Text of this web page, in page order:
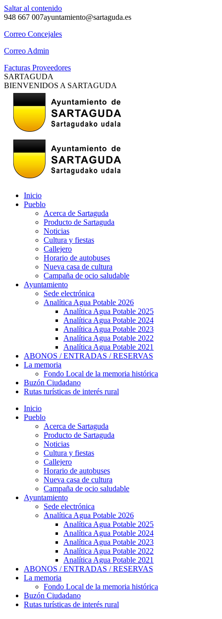
Saltar al contenido
948 667 007ayuntamiento@sartaguda.es
Correo Concejales
Correo Admin
Facturas Proveedores
SARTAGUDA
BIENVENIDOS A SARTAGUDA
Inicio
Pueblo
Acerca de Sartaguda
Producto de Sartaguda
Noticias
Cultura y fiestas
Callejero
Horario de autobuses
Nueva casa de cultura
Campaña de ocio saludable
Ayuntamiento
Sede electrónica
Analítica Agua Potable 2026
Analítica Agua Potable 2025
Analítica Agua Potable 2024
Analítica Agua Potable 2023
Analítica Agua Potable 2022
Analítica Agua Potable 2021
ABONOS / ENTRADAS / RESERVAS
La memoria
Fondo Local de la memoria histórica
Buzón Ciudadano
Rutas turísticas de interés rural
Inicio
Pueblo
Acerca de Sartaguda
Producto de Sartaguda
Noticias
Cultura y fiestas
Callejero
Horario de autobuses
Nueva casa de cultura
Campaña de ocio saludable
Ayuntamiento
Sede electrónica
Analítica Agua Potable 2026
Analítica Agua Potable 2025
Analítica Agua Potable 2024
Analítica Agua Potable 2023
Analítica Agua Potable 2022
Analítica Agua Potable 2021
ABONOS / ENTRADAS / RESERVAS
La memoria
Fondo Local de la memoria histórica
Buzón Ciudadano
Rutas turísticas de interés rural